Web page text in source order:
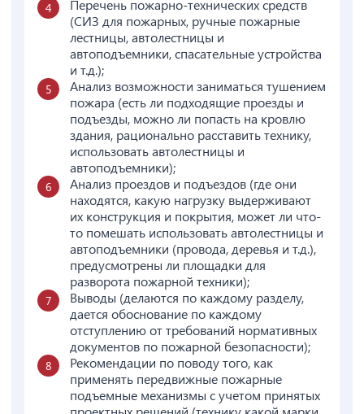
Перечень пожарно-технических средств
(СИЗ для пожарных, ручные пожарные
лестницы, автолестницы и
автоподъемники, спасательные устройства
и т.д.);
Анализ возможности заниматься тушением
пожара (есть ли подходящие проезды и
подъезды, можно ли попасть на кровлю
здания, рационально расставить технику,
использовать автолестницы и
автоподъемники);
Анализ проездов и подъездов (где они
находятся, какую нагрузку выдерживают
их конструкция и покрытия, может ли что-
то помешать использовать автолестницы и
автоподъемники (провода, деревья и т.д.),
предусмотрены ли площадки для
разворота пожарной техники);
Выводы (делаются по каждому разделу,
дается обоснование по каждому
отступлению от требований нормативных
документов по пожарной безопасности);
Рекомендации по поводу того, как
применять передвижные пожарные
подъемные механизмы с учетом принятых